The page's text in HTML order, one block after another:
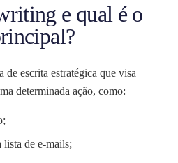
e qual é o
escrita estratégica que visa
determinada ação, como:
lista de e-mails;